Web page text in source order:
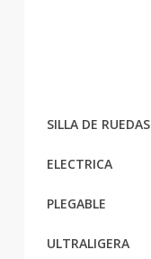
SILLA DE RUEDAS
ELECTRICA
PLEGABLE
ULTRALIGERA